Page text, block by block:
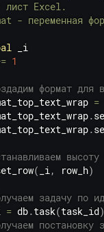
лист Excel.
- переменная
_i
1
формат для
=
.
.
высоту
( _i, row_h)
задачу по
= db.task(task_id)
постановку